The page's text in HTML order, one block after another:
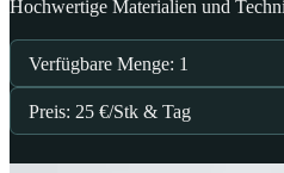
Hochwertige Materialien und
Verfügbare Menge: 1
Preis: 25 €/Stk & Tag